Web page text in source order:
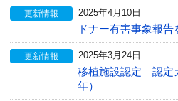
更新情報 2025年4月10日
ドナー有害事象報告
更新情報 2025年3月24日
移植施設認定 認定
年）